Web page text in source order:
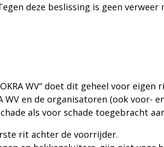
deze beslissing is geen verweer
WV“ doet dit geheel voor
WV en de organisatoren (ook voor-
als voor schade toegebracht
rit achter de voorrijder.